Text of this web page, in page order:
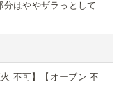
はややザラっとして
不可】【オーブン 不